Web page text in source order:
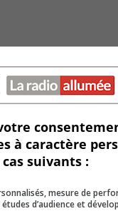
à caractère
suivants :
mesure de
d’audience et